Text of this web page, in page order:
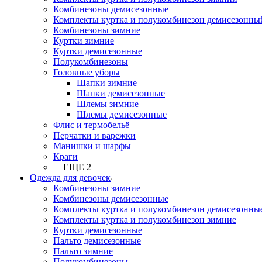
Комбинезоны демисезонные
Комплекты куртка и полукомбинезон
Комбинезоны зимние
Куртки зимние
Куртки демисезонные
Полукомбинезоны
Головные уборы
Шапки зимние
Шапки демисезонные
Шлемы зимние
Шлемы демисезонные
Флис и термобельё
Перчатки и варежки
Манишки и шарфы
Краги
+ ЕЩЕ 2
Одежда для девочек
Комбинезоны зимние
Комбинезоны демисезонные
Комплекты куртка и полукомбинезон
Комплекты куртка и полукомбинезон зимние
Куртки демисезонные
Пальто демисезонные
Пальто зимние